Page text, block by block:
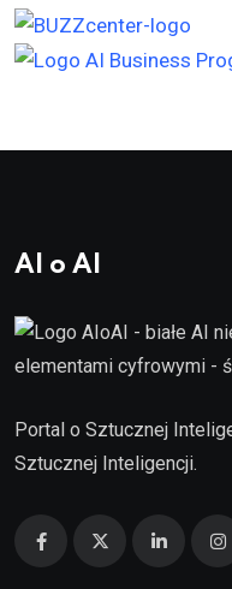
AI o AI
Portal o Sztucznej
Sztucznej Inteligencji.